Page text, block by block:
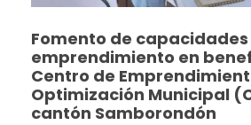
Fomento de capacidades
emprendimiento en
Centro de
Optimización Municipal
cantón Samborondón